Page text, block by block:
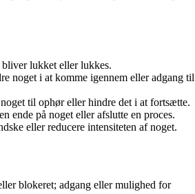
lukket eller lukkes.
noget i at komme igennem eller adgang til
til ophør eller hindre det i at fortsætte.
ende på noget eller afslutte en proces.
eller reducere intensiteten af noget.
blokeret; adgang eller mulighed for